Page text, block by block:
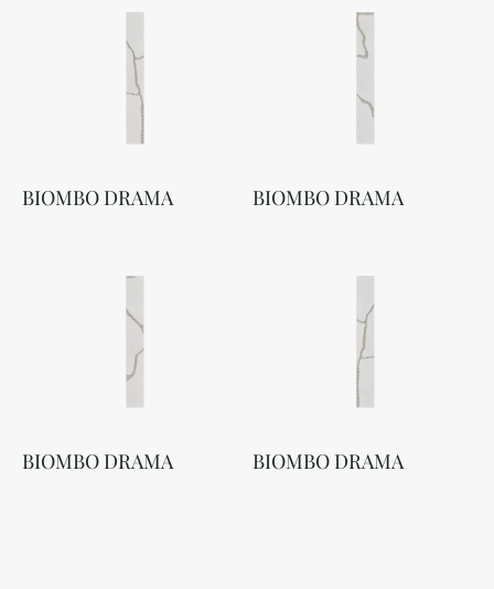
BIOMBO DRAMA BIOMBO DRAMA
BIOMBO DRAMA BIOMBO DRAMA